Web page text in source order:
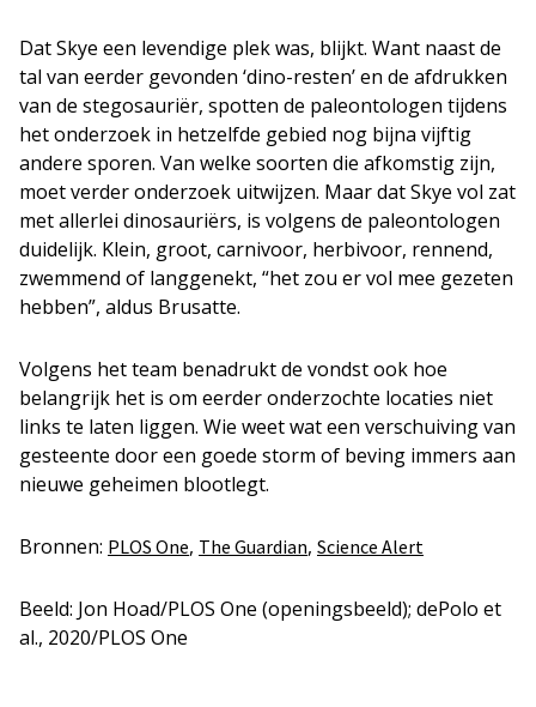
Dat Skye een levendige plek was, blijkt. Want naast de
tal van eerder gevonden ‘dino-resten’ en de afdrukken
van de stegosauriër, spotten de paleontologen tijdens
het onderzoek in hetzelfde gebied nog bijna vijftig
andere sporen. Van welke soorten die afkomstig zijn,
moet verder onderzoek uitwijzen. Maar dat Skye vol zat
met allerlei dinosauriërs, is volgens de paleontologen
duidelijk. Klein, groot, carnivoor, herbivoor, rennend,
zwemmend of langgenekt, “het zou er vol mee gezeten
hebben”, aldus Brusatte.
Volgens het team benadrukt de vondst ook hoe
belangrijk het is om eerder onderzochte locaties niet
links te laten liggen. Wie weet wat een verschuiving van
gesteente door een goede storm of beving immers aan
nieuwe geheimen blootlegt.
Bronnen: PLOS One, The Guardian, Science Alert
Beeld: Jon Hoad/PLOS One (openingsbeeld); dePolo et
al., 2020/PLOS One